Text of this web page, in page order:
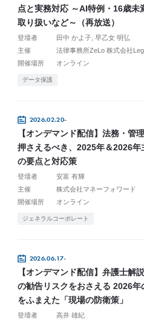
点と実務対応 ～AI特例・16歳未
取り扱いなど～（再放送）
登壇者 田中 かよ子 早乙女 明弘
主催
法律事務所ZeLo 株式会社
開催場所
オンライン
データ保護
2026.02.20-
【オンデマンド配信】法務・管
押さえるべき、2025年＆2026年
の要点と対応策
登壇者
安富 有輝
主催
株式会社マネーフォワード
開催場所
オンライン
ジェネラルコーポレート
2026.06.17-
【オンデマンド配信】弁護士解
の勧告リスクをおさえる 2026年
をふまえた「現場の防衛策」
登壇者
高井 雄紀